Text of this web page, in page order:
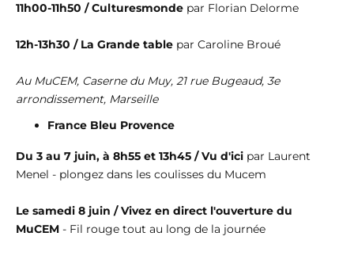
11h00-11h50 / Culturesmonde par Florian Delorme
12h-13h30 / La Grande table par Caroline Broué
Au MuCEM, Caserne du Muy, 21 rue Bugeaud, 3e
arrondissement, Marseille
France Bleu Provence
Du 3 au 7 juin, à 8h55 et 13h45 / Vu d'ici par Laurent
Menel - plongez dans les coulisses du Mucem
Le samedi 8 juin / Vivez en direct l'ouverture du
MuCEM - Fil rouge tout au long de la journée